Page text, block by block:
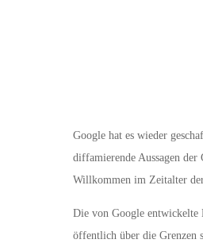
Google hat es wieder
diffamierende Aussagen
Willkommen im Zeitalter
Die von Google entwickelte
öffentlich über die Grenzen